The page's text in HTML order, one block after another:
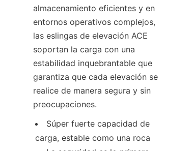
almacenamiento eficientes y en
entornos operativos complejos,
las eslingas de elevación ACE
soportan la carga con una
estabilidad inquebrantable que
garantiza que cada elevación se
realice de manera segura y sin
preocupaciones.
Súper fuerte capacidad de
carga, estable como una roca